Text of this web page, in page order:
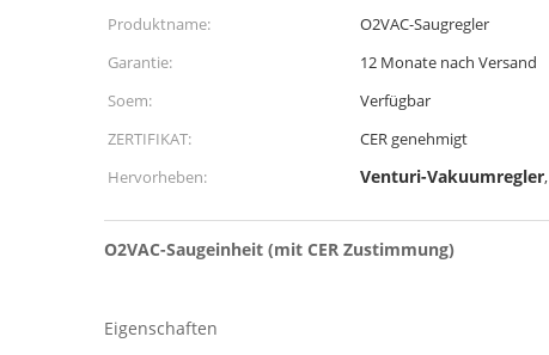
Produktname:
O2VAC-Saugregler
Garantie:
12 Monate nach Versand
Soem:
Verfügbar
ZERTIFIKAT:
CER genehmigt
Hervorheben:
Venturi-Vakuumregler,
O2VAC-Saugeinheit (mit CER Zustimmung)
Eigenschaften